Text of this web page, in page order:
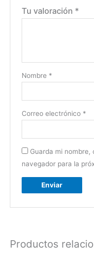
Tu valoración *
Nombre *
Correo electrónico *
Guarda mi
navegador para la
Productos